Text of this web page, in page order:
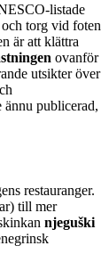
listade
torg vid foten
är att klättra
ovanför
utsikter över
publicerad,
restauranger.
till mer
njeguški